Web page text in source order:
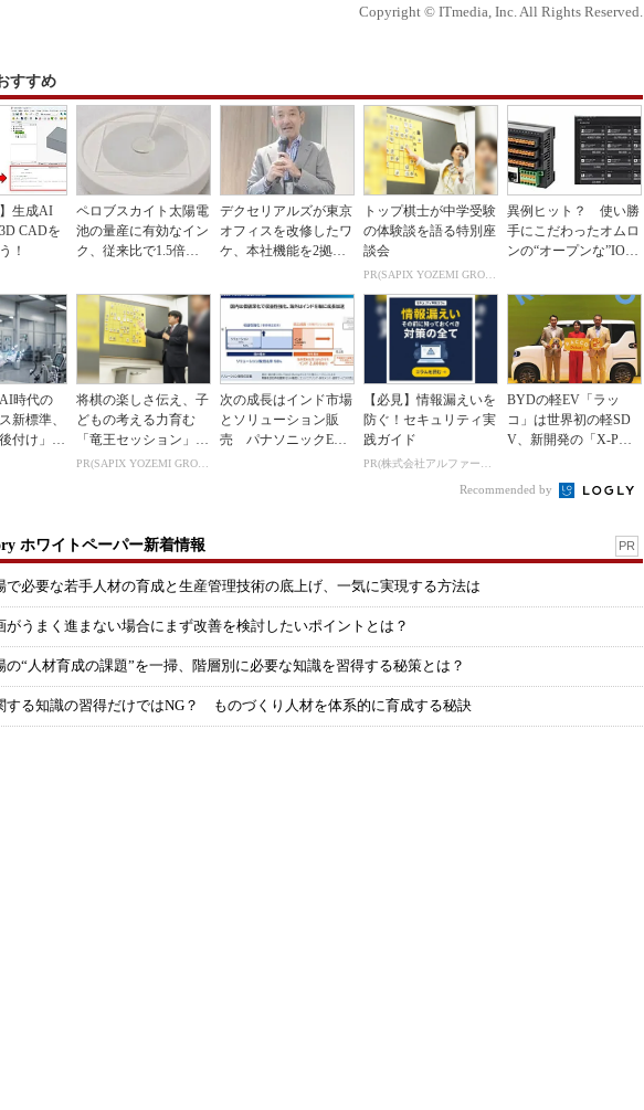
Copyright © ITmedia, Inc. All Rights Reserved.
すすめ
】生成AI
CADを
！
ペロブスカイト太陽電
池の量産に有効なイン
ク、従来比で1.5倍の
デクセリアルズが東京
オフィスを改修したワ
ケ、本社機能を2拠点
トップ棋士が中学受験
の体験談を語る特別座
談会
PR(SAPIX YOZEMI GROUP)
異例ヒット？ 使い勝
手にこだわったオムロ
ンの“オープンな”IO-L
時代の
新標準、
付け」で
将棋の楽しさ伝え、子
どもの考える力育む
「竜王セッション」レ
ポート
PR(SAPIX YOZEMI GROUP)
次の成長はインド市場
とソリューション販
売 パナソニックEW
【必見】情報漏えいを
防ぐ！セキュリティ実
践ガイド
PR(株式会社アルファーテクノ)
BYDの軽EV「ラッ
コ」は世界初の軽SD
V、新開発の「X-PAC
Recommended by
ホワイトペーパー新着情報 PR
で必要な若手人材の育成と生産管理技術の底上げ、一気に実現する方法は
がうまく進まない場合にまず改善を検討したいポイントとは？
の“人材育成の課題”を一掃、階層別に必要な知識を習得する秘策とは？
する知識の習得だけではNG？ ものづくり人材を体系的に育成する秘訣